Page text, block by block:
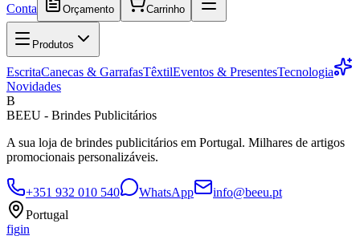
Conta Orçamento Carrinho
Produtos
EscritaCanecas & GarrafasTêxtilEventos & PresentesTecnologia
Novidades
B
BEEU - Brindes Publicitários
A sua loja de brindes publicitários em Portugal. Milhares de artigos
promocionais personalizáveis.
+351 932 010 540 WhatsApp
info@beeu.pt
Portugal
figin